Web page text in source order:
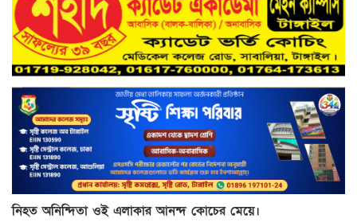
নিহত অনিন্দিতা ওই এলাকার আনন্দ কোচের মেয়ে।